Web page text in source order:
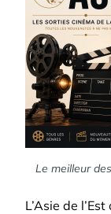
Le meilleur
L’Asie de